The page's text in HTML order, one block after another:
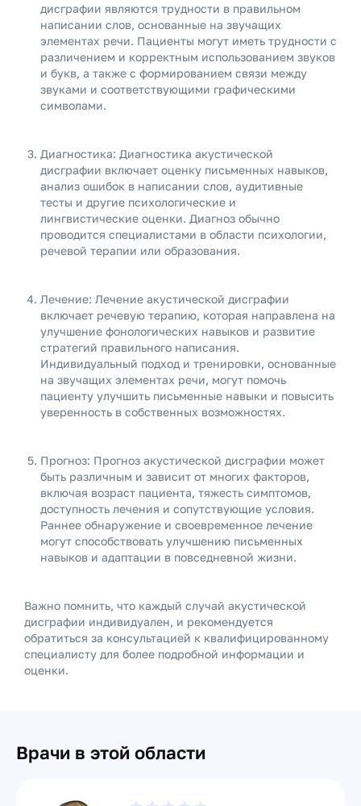
дисграфии являются трудности в правильном
написании слов, основанные на звучащих
элементах речи. Пациенты могут иметь трудности с
различением и корректным использованием звуков
и букв, а также с формированием связи между
звуками и соответствующими графическими
символами.
Диагностика: Диагностика акустической
дисграфии включает оценку письменных навыков,
анализ ошибок в написании слов, аудитивные
тесты и другие психологические и
лингвистические оценки. Диагноз обычно
проводится специалистами в области психологии,
речевой терапии или образования.
Лечение: Лечение акустической дисграфии
включает речевую терапию, которая направлена на
улучшение фонологических навыков и развитие
стратегий правильного написания.
Индивидуальный подход и тренировки, основанные
на звучащих элементах речи, могут помочь
пациенту улучшить письменные навыки и повысить
уверенность в собственных возможностях.
Прогноз: Прогноз акустической дисграфии может
быть различным и зависит от многих факторов,
включая возраст пациента, тяжесть симптомов,
доступность лечения и сопутствующие условия.
Раннее обнаружение и своевременное лечение
могут способствовать улучшению письменных
навыков и адаптации в повседневной жизни.
Важно помнить, что каждый случай акустической
дисграфии индивидуален, и рекомендуется
обратиться за консультацией к квалифицированному
специалисту для более подробной информации и
оценки.
Врачи в этой области